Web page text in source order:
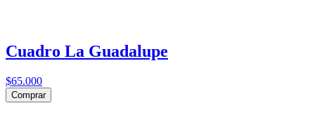
Cuadro La Guadalupe
$65.000
Comprar